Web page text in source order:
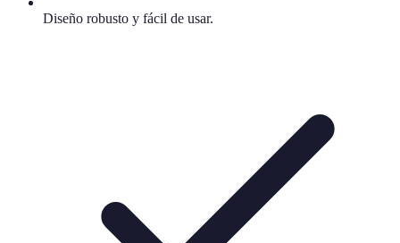
Diseño robusto y fácil de usar.